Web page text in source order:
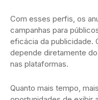
Com esses perfis, os
campanhas para
eficácia da publicidade.
depende diretamente
nas plataformas.
Quanto mais tempo,